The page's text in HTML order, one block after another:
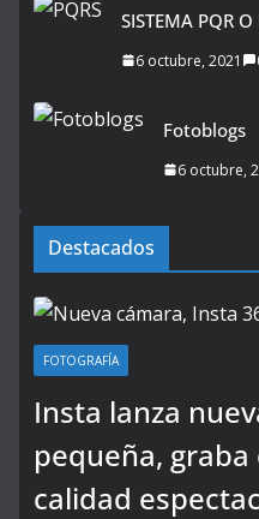
SISTEMA PQR O
6 octubre, 2021
Fotoblogs
6 octubre,
Destacados
FOTOGRAFÍA
Insta lanza
pequeña, graba
calidad